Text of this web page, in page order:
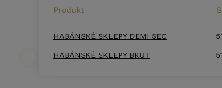
Produkt
HABÁNSKÉ SKLEPY DEMI SEC
HABÁNSKÉ SKLEPY BRUT